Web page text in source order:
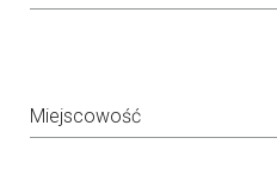
Miejscowość